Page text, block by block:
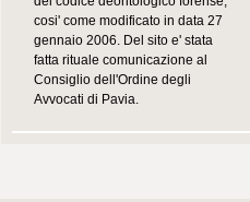
cosi' come modificato in data 27
gennaio 2006. Del sito e' stata
fatta rituale comunicazione al
Consiglio dell'Ordine degli
Avvocati di Pavia.